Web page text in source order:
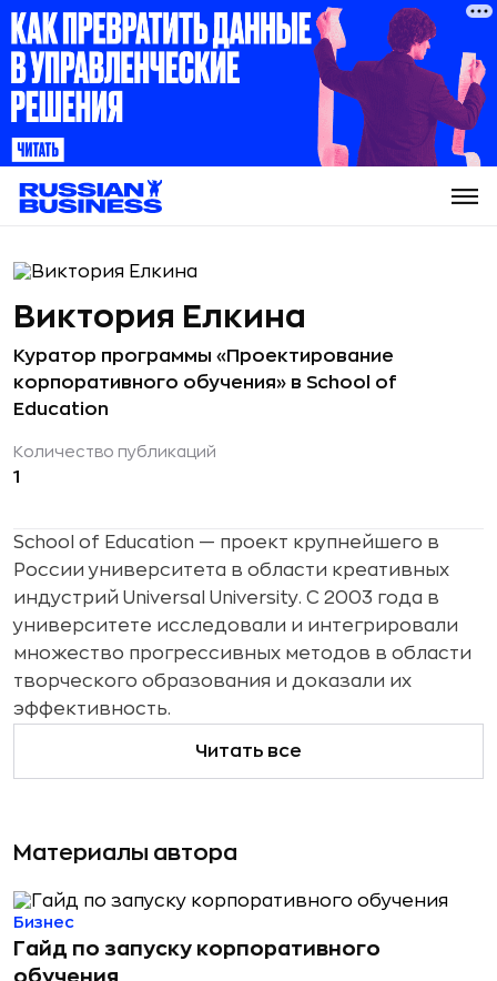
School of Education — проект крупнейшего в
России университета в области креативных
индустрий Universal University. С 2003 года в
университете исследовали и интегрировали
множество прогрессивных методов в области
творческого образования и доказали их
эффективность.
Читать все
Материалы автора
Гайд по запуску корпоративного
обучения
Бизнес
Виктория Елкина
Куратор программы «Проектирование
корпоративного обучения» в School of
Education
Количество публикаций
1